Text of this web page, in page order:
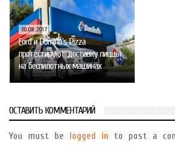
30.08.2017
Ford и Domino’s Pizza
протестируют доставку пиццы
на беспилотных машинах
ОСТАВИТЬ КОММЕНТАРИЙ
You must be logged in to post a